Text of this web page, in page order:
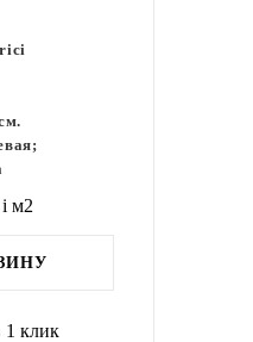
i м2
1 клик